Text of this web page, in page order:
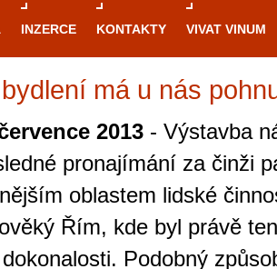
INZERCE KONTAKTY VIVAT VINUM
má u nás
2013 - Výstavba
pronajímání za činži
oblastem lidské
Řím, kde byl právě
Podobný
Průvodce
Brně: Od
automaty
Brno je
zajímavé
restaurace,
ale také místem, kde si